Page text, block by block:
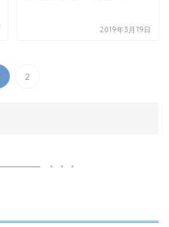
2019年3月19日
2